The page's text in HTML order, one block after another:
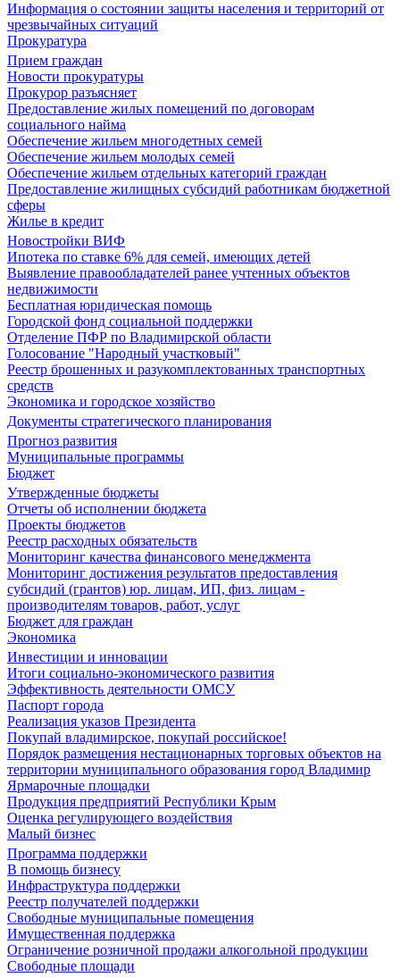
Информация о состоянии защиты населения и территорий от
чрезвычайных ситуаций
Прокуратура
Прием граждан
Новости прокуратуры
Прокурор разъясняет
Предоставление жилых помещений по договорам
социального найма
Обеспечение жильем многодетных семей
Обеспечение жильем молодых семей
Обеспечение жильем отдельных категорий граждан
Предоставление жилищных субсидий работникам бюджетной
сферы
Жилье в кредит
Новостройки ВИФ
Ипотека по ставке 6% для семей, имеющих детей
Выявление правообладателей ранее учтенных объектов
недвижимости
Бесплатная юридическая помощь
Городской фонд социальной поддержки
Отделение ПФР по Владимирской области
Голосование "Народный участковый"
Реестр брошенных и разукомплектованных транспортных
средств
Экономика и городское хозяйство
Документы стратегического планирования
Прогноз развития
Муниципальные программы
Бюджет
Утвержденные бюджеты
Отчеты об исполнении бюджета
Проекты бюджетов
Реестр расходных обязательств
Мониторинг качества финансового менеджмента
Мониторинг достижения результатов предоставления
субсидий (грантов) юр. лицам, ИП, физ. лицам -
производителям товаров, работ, услуг
Бюджет для граждан
Экономика
Инвестиции и инновации
Итоги социально-экономического развития
Эффективность деятельности ОМСУ
Паспорт города
Реализация указов Президента
Покупай владимирское, покупай российское!
Порядок размещения нестационарных торговых объектов на
территории муниципального образования город Владимир
Ярмарочные площадки
Продукция предприятий Республики Крым
Оценка регулирующего воздействия
Малый бизнес
Программа поддержки
В помощь бизнесу
Инфраструктура поддержки
Реестр получателей поддержки
Свободные муниципальные помещения
Имущественная поддержка
Ограничение розничной продажи алкогольной продукции
Свободные площади